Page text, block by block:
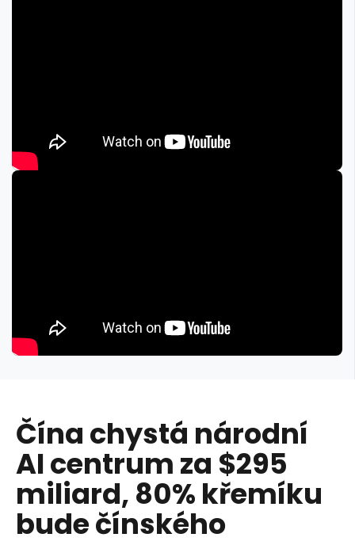
Čína chystá národní
AI centrum za $295
miliard, 80% křemíku
bude čínského